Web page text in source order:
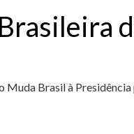
Muda Brasil à